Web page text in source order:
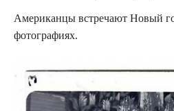
Американцы встречают Новый
фотографиях.